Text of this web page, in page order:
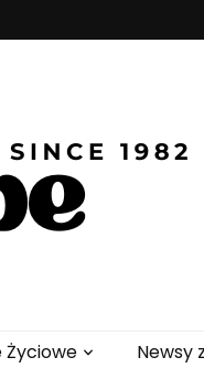
Życiowe Newsy